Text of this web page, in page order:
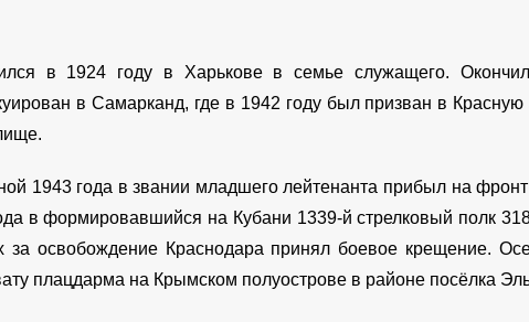
в 1924 году в Харькове в семье служащего.
в Самарканд, где в 1942 году был призван в
1943 года в звании младшего лейтенанта прибыл на
в формировавшийся на Кубани 1339-й стрелковый полк
за освобождение Краснодара принял боевое крещение.
плацдарма на Крымском полуострове в районе посёлка